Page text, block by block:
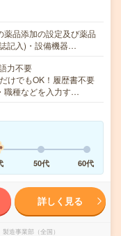
品添加の設定及び薬品
記入)・設備機器…
力不要
けでもOK！履歴書不要
職種などを入力す…
50代 60代
詳しく見る
造事業部（全国）